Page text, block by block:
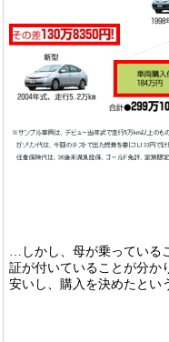
…しかし、母が乗っている
証が付いていることが分か
安いし、購入を決めたとい